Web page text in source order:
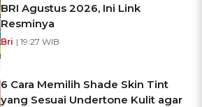
BRI Agustus 2026, Ini Link
Resminya
Bri | 19:27 WIB
6 Cara Memilih Shade Skin Tint
yang Sesuai Undertone Kulit agar